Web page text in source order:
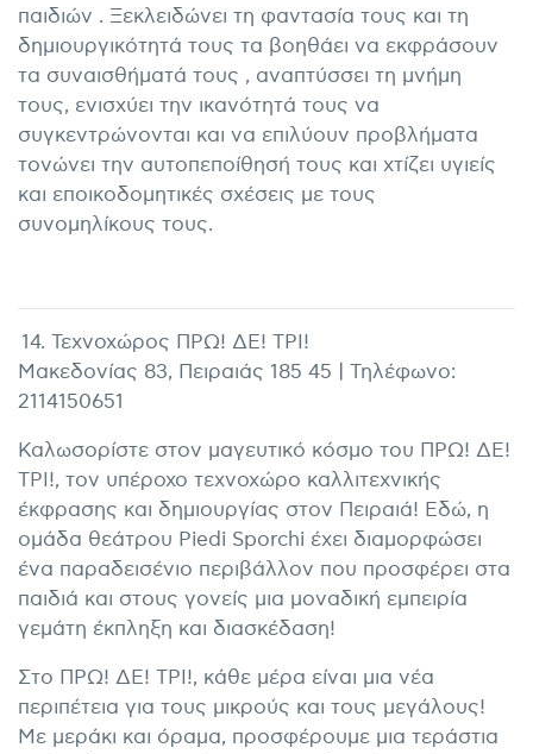
παιδιών . Ξεκλειδώνει τη φαντασία τους και τη
δημιουργικότητά τους τα βοηθάει να εκφράσουν
τα συναισθήματά τους , αναπτύσσει τη μνήμη
τους, ενισχύει την ικανότητά τους να
συγκεντρώνονται και να επιλύουν προβλήματα
τονώνει την αυτοπεποίθησή τους και χτίζει υγιείς
και εποικοδομητικές σχέσεις με τους
συνομηλίκους τους.
14. Τεχνοχώρος ΠΡΩ! ΔΕ! ΤΡΙ!
Μακεδονίας 83, Πειραιάς 185 45 | Τηλέφωνο:
2114150651
Καλωσορίστε στον μαγευτικό κόσμο του ΠΡΩ! ΔΕ!
ΤΡΙ!, τον υπέροχο τεχνοχώρο καλλιτεχνικής
έκφρασης και δημιουργίας στον Πειραιά! Εδώ, η
ομάδα θεάτρου Piedi Sporchi έχει διαμορφώσει
ένα παραδεισένιο περιβάλλον που προσφέρει στα
παιδιά και στους γονείς μια μοναδική εμπειρία
γεμάτη έκπληξη και διασκέδαση!
Στο ΠΡΩ! ΔΕ! ΤΡΙ!, κάθε μέρα είναι μια νέα
περιπέτεια για τους μικρούς και τους μεγάλους!
Με μεράκι και όραμα, προσφέρουμε μια τεράστια